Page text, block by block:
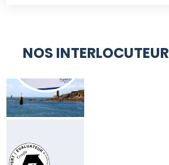
NOS